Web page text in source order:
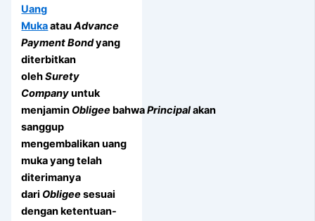
Uang
MukaatauAdvance
Payment Bondyang
diterbitkan
olehSurety
Companyuntuk
menjamin Obligee bahwaPrincipalakan
sanggup
mengembalikan uang
muka yang telah
diterimanya
dari Obligeesesuai
dengan ketentuan-